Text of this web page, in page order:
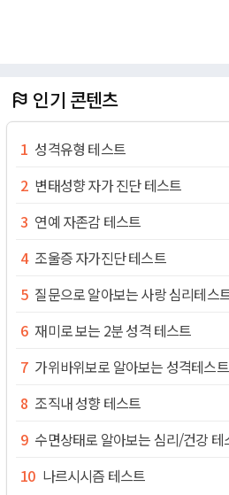
인기 콘텐츠
성격유형 테스트
변태성향 자가 진단 테스트
연예 자존감 테스트
조울증 자가진단 테스트
질문으로 알아보는 사랑 심리테스
재미로 보는 2분 성격 테스트
가위바위보로 알아보는 성격테스트
조직내 성향 테스트
수면상태로 알아보는 심리/건강 테
나르시시즘 테스트